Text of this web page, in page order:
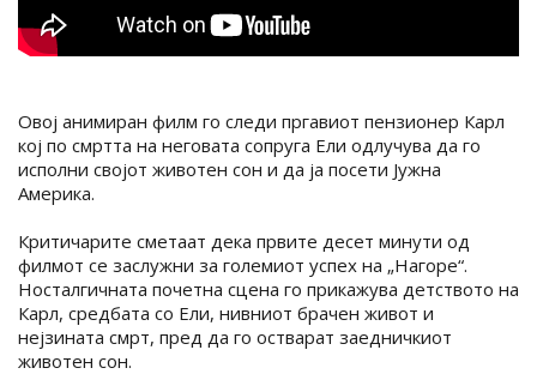
Oвој анимиран филм го следи пргавиот пензионер Карл
кој по смртта на неговата сопруга Ели одлучува да го
исполни својот животен сон и да ја посети Јужна
Америка.
Критичарите сметаат дека првите десет минути од
филмот се заслужни за големиот успех на „Нагоре“.
Носталгичната почетна сцена го прикажува детството на
Карл, средбата со Ели, нивниот брачен живот и
нејзината смрт, пред да го остварат заедничкиот
животен сон.